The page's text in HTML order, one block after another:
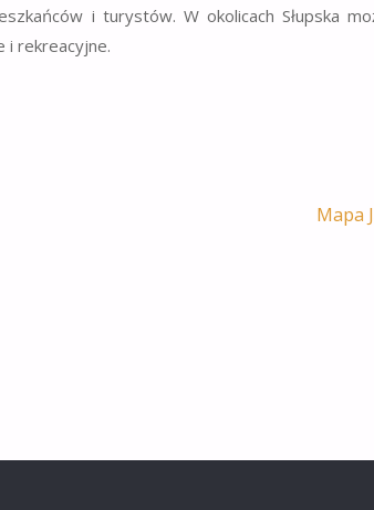
i turystów. W okolicach Słupska
i rekreacyjne.
Mapa